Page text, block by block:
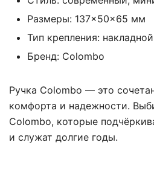
Размеры: 137×50×65 мм
Тип крепления: накладной
Бренд: Colombo
Ручка Colombo — это
комфорта и надежности.
Colombo, которые
и служат долгие годы.